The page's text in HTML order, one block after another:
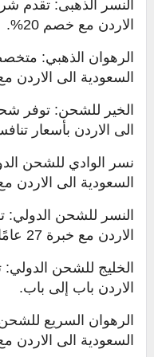
النسر الذهبى: تقدم
الاردن مع خصم 20%.
الرهوان الذهبي:
السعودية الى الاردن
الخير للشحن: توفر
الى الاردن بأسعار
نسر الوادي للشحن
السعودية الى
النسر للشحن
الاردن مع خبرة 27 عامًا.
الخليج للشحن
الاردن باب إلى باب.
الرهوان السريع
السعودية الى الاردن